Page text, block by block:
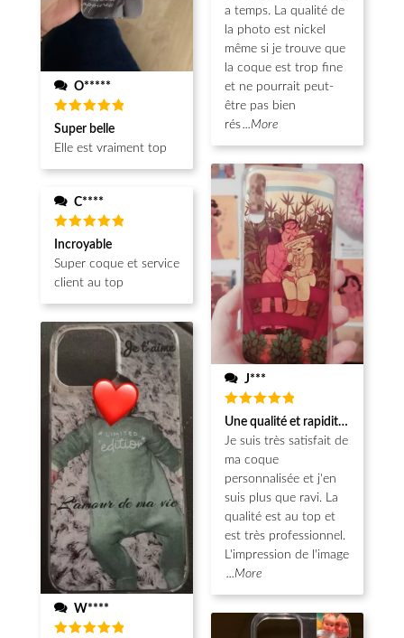
O*****
Note 5
sur 5
Super belle
Elle est vraiment top
C****
Note5
sur 5
Incroyable
Super coque et service
client au top
W****
a temps. La qualité de
la photo est nickel
même si je trouve que
la coque est trop fine
et ne pourrait peut-
être pas bien
rés...More
J***
Note5
sur 5
Une qualité et rapidité au top!
Je suis très satisfait de
ma coque
personnalisée et j'en
suis plus que ravi. La
qualité est au top et
est très professionnel.
L'impression de l'image
...More